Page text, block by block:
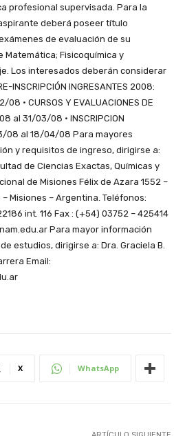
profesional supervisada. Para la
deberá poseer título
de evaluación de su
Matemática; Fisicoquímica y
Los interesados deberán considerar
INSCRIPCIÓN INGRESANTES 2008:
• CURSOS Y EVALUACIONES DE
al 31/03/08 • INSCRIPCION
08 al 18/04/08 Para mayores
y requisitos de ingreso, dirigirse a:
de Ciencias Exactas, Químicas y
de Misiones Félix de Azara 1552 –
– Misiones – Argentina. Teléfonos:
int. 116 Fax : (+54) 03752 – 425414
Para mayor información
estudios, dirigirse a: Dra. Graciela B.
Email:
X WhatsApp